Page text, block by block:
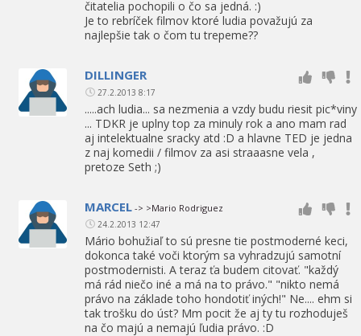
čitatelia pochopili o čo sa jedná. :)
Je to rebríček filmov ktoré ludia považujú za
najlepšie tak o čom tu trepeme??
DILLINGER
27.2.2013 8:17
.....ach ludia... sa nezmenia a vzdy budu riesit pic*viny
... TDKR je uplny top za minuly rok a ano mam rad
aj intelektualne sracky atd :D a hlavne TED je jedna
z naj komedii / filmov za asi straaasne vela ,
pretoze Seth ;)
MARCEL -> >Mario Rodriguez
24.2.2013 12:47
Mário bohužiaľ to sú presne tie postmoderné keci,
dokonca také voči ktorým sa vyhradzujú samotní
postmodernisti. A teraz ťa budem citovať. "každý
má rád niečo iné a má na to právo." "nikto nemá
právo na základe toho hondotiť iných!" Ne.... ehm si
tak trošku do úst? Mm pocit že aj ty tu rozhoduješ
na čo majú a nemajú ľudia právo. :D